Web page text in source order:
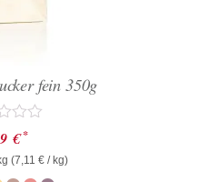
fein 350g
€ *
(7,11 €/ kg)